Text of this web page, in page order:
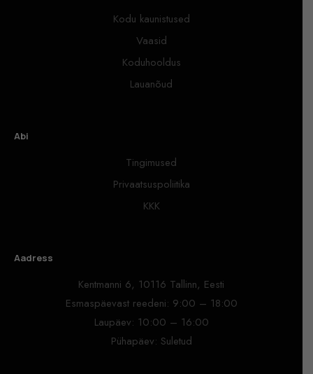
Kodu kaunistused
Vaasid
Koduhooldus
Lauanõud
Abi
Tingimused
Privaatsuspoliitika
KKK
Aadress
Kentmanni 6, 10116 Tallinn, Eesti
Esmaspäevast reedeni: 9:00 – 18:00
Laupäev: 10:00 – 16:00
Pühapäev: Suletud